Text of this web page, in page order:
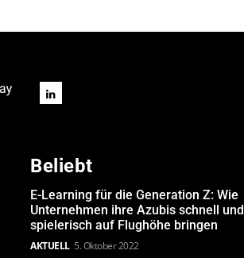
Beliebt
E-Learning für die Generation Z: Wie
Unternehmen ihre Azubis schnell und
spielerisch auf Flughöhe bringen
AKTUELL 5. Oktober 2022